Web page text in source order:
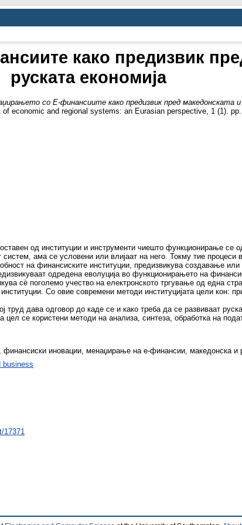
како предизвик
руската економија
со Е-финансиите како предизвик пред македонската и
economic and regional systems: an Eurasian perspective, 1 (1). pp.
од институции и инструменти чиешто функционирање се
ама се условени или влијаат на него. Токму тие процеси
на финансиските институции, предизвикува создавање
одредена еволуција во функционирањето на
сѐ поголемо учество на електронското тргување од една
Со овие современи методи институцијата цели кон:
труд дава одговор до каде се и како треба да се развиваат
се користени методи на анализа, синтеза, обработка на
иновации, менаџирање на е-финансии, македонска и
business
17371